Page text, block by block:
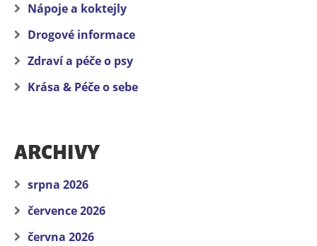
Nápoje a koktejly
Drogové informace
Zdraví a péče o psy
Krása & Péče o sebe
ARCHIVY
srpna 2026
července 2026
června 2026